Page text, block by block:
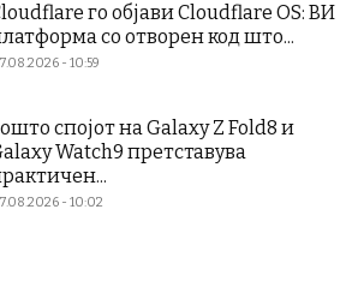
го објави Cloudflare OS: ВИ
со отворен код што...
- 10:59
спојот на Galaxy Z Fold8 и
Watch9 претставува
- 10:02